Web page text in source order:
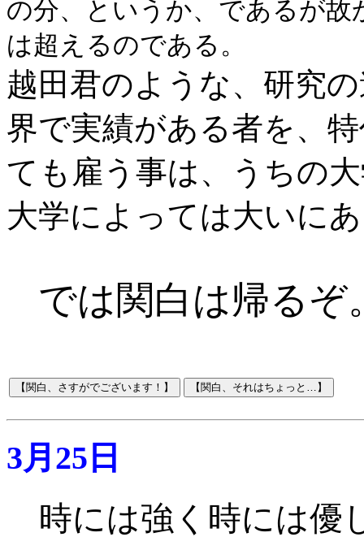
の分、というか、であるが故
は超えるのである。
越田君のような、研究
界で実績がある者を、
ても雇う事は、うちの
大学によっては大いに
では関白は帰るぞ
3月25日
時には強く時には優